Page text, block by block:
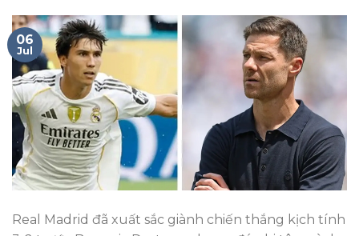
06
Jul
Real Madrid đã xuất sắc giành chiến thắng kịch tính